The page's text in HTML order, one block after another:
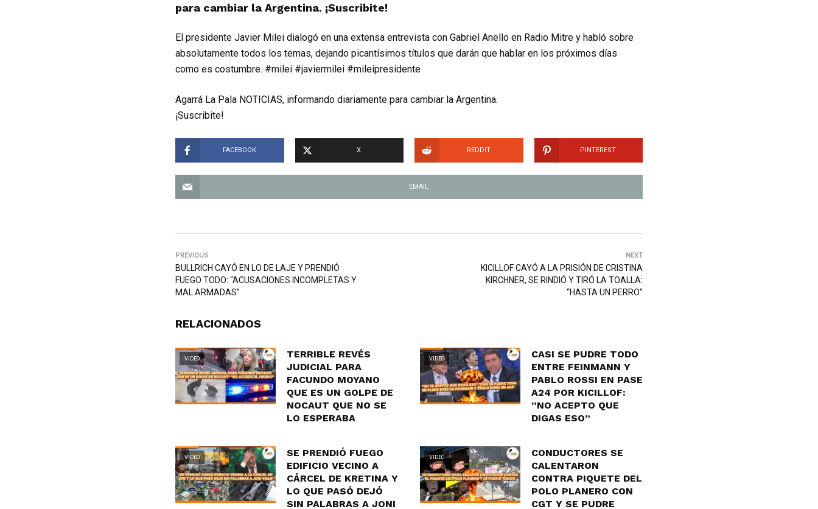
para cambiar la Argentina. ¡Suscribite!
El presidente Javier Milei dialogó en una extensa entrevista con Gabriel Anello en Radio Mitre y habló sobre
absolutamente todos los temas, dejando picantísimos títulos que darán que hablar en los próximos días
como es costumbre. #milei #javiermilei #mileipresidente
Agarrá La Pala NOTICIAS, informando diariamente para cambiar la Argentina.
¡Suscribite!
FACEBOOK X REDDIT PINTEREST
EMAIL
PREVIOUS
BULLRICH CAYÓ EN LO DE LAJE Y PRENDIÓ
FUEGO TODO: “ACUSACIONES INCOMPLETAS Y
MAL ARMADAS”
NEXT
KICILLOF CAYÓ A LA PRISIÓN DE CRISTINA
KIRCHNER, SE RINDIÓ Y TIRÓ LA TOALLA:
“HASTA UN PERRO”
RELACIONADOS
VIDEO
TERRIBLE REVÉS
JUDICIAL PARA
FACUNDO MOYANO
QUE ES UN GOLPE DE
NOCAUT QUE NO SE
LO ESPERABA
VIDEO
CASI SE PUDRE TODO
ENTRE FEINMANN Y
PABLO ROSSI EN PASE
A24 POR KICILLOF:
“NO ACEPTO QUE
DIGAS ESO”
VIDEO
SE PRENDIÓ FUEGO
EDIFICIO VECINO A
CÁRCEL DE KRETINA Y
LO QUE PASÓ DEJÓ
SIN PALABRAS A JONI
VIDEO
CONDUCTORES SE
CALENTARON
CONTRA PIQUETE DEL
POLO PLANERO CON
CGT Y SE PUDRE